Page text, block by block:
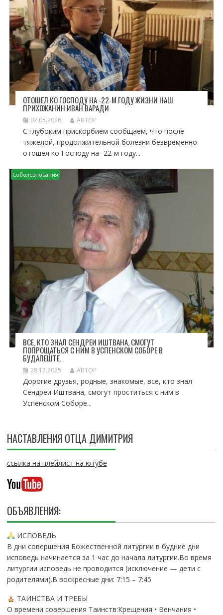
ОТОШЕЛ КО ГОСПОДУ НА -22-М ГОДУ ЖИЗНИ НАШ
ПРИХОЖАНИН ИВАН ВАРАДИ
02.05.2026 АВТОР
С глубоким прискорбием сообщаем, что после
тяжелой, продолжительной болезни безвременно
отошел ко Господу на -22-м году...
Соболезнования
ВСЕ, КТО ЗНАЛ СЕНДРЕИ ИШТВАНА, СМОГУТ
ПОПРОЩАТЬСЯ С НИМ В УСПЕНСКОМ СОБОРЕ В
БУДАПЕШТЕ.
28.12.2025 АВТОР
Дорогие друзья, родные, знакомые, все, кто знал
Сендреи Иштвана, смогут проститься с ним в
Успенском Соборе...
НАСТАВЛЕНИЯ ОТЦА ДИМИТРИЯ
ссылка на плейлист на ютубе
ОБЪЯВЛЕНИЯ:
ИСПОВЕДЬ
В дни совершения Божественной литургии в будние дни
исповедь начинается за 1 час до начала литургии.Во время
литургии исповедь не проводится (исключение — дети с
родителями).В воскресные дни: 7:15 – 7:45
ТАИНСТВА И ТРЕБЫ
О времени совершения Таинств:Крещения • Венчания •